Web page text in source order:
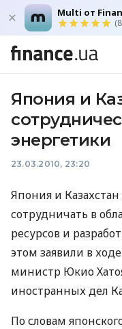
Multi от
Япония и
энергетики
23.03.2010, 23:20
Япония и
сотрудничать в
ресурсов и
этом заявили в
министр Юкио
иностранных дел
По словам